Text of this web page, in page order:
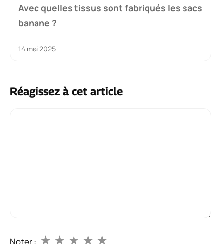
Avec quelles tissus sont fabriqués les sacs
banane ?
14 mai 2025
Réagissez à cet article
Noter : ★
★
★
★
★